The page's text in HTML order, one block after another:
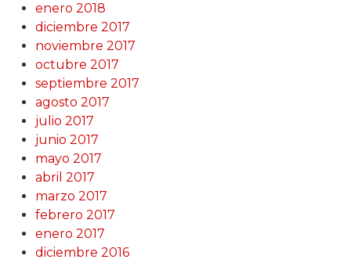
enero 2018
diciembre 2017
noviembre 2017
octubre 2017
septiembre 2017
agosto 2017
julio 2017
junio 2017
mayo 2017
abril 2017
marzo 2017
febrero 2017
enero 2017
diciembre 2016